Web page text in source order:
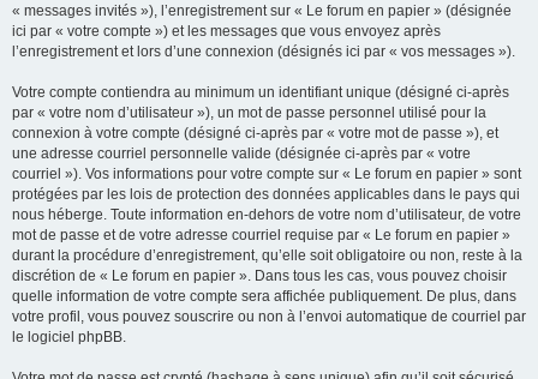
« messages invités »), l’enregistrement sur « Le forum en papier » (désignée
ici par « votre compte ») et les messages que vous envoyez après
l’enregistrement et lors d’une connexion (désignés ici par « vos messages »).
Votre compte contiendra au minimum un identifiant unique (désigné ci-après
par « votre nom d’utilisateur »), un mot de passe personnel utilisé pour la
connexion à votre compte (désigné ci-après par « votre mot de passe »), et
une adresse courriel personnelle valide (désignée ci-après par « votre
courriel »). Vos informations pour votre compte sur « Le forum en papier » sont
protégées par les lois de protection des données applicables dans le pays qui
nous héberge. Toute information en-dehors de votre nom d’utilisateur, de votre
mot de passe et de votre adresse courriel requise par « Le forum en papier »
durant la procédure d’enregistrement, qu’elle soit obligatoire ou non, reste à la
discrétion de « Le forum en papier ». Dans tous les cas, vous pouvez choisir
quelle information de votre compte sera affichée publiquement. De plus, dans
votre profil, vous pouvez souscrire ou non à l’envoi automatique de courriel par
le logiciel phpBB.